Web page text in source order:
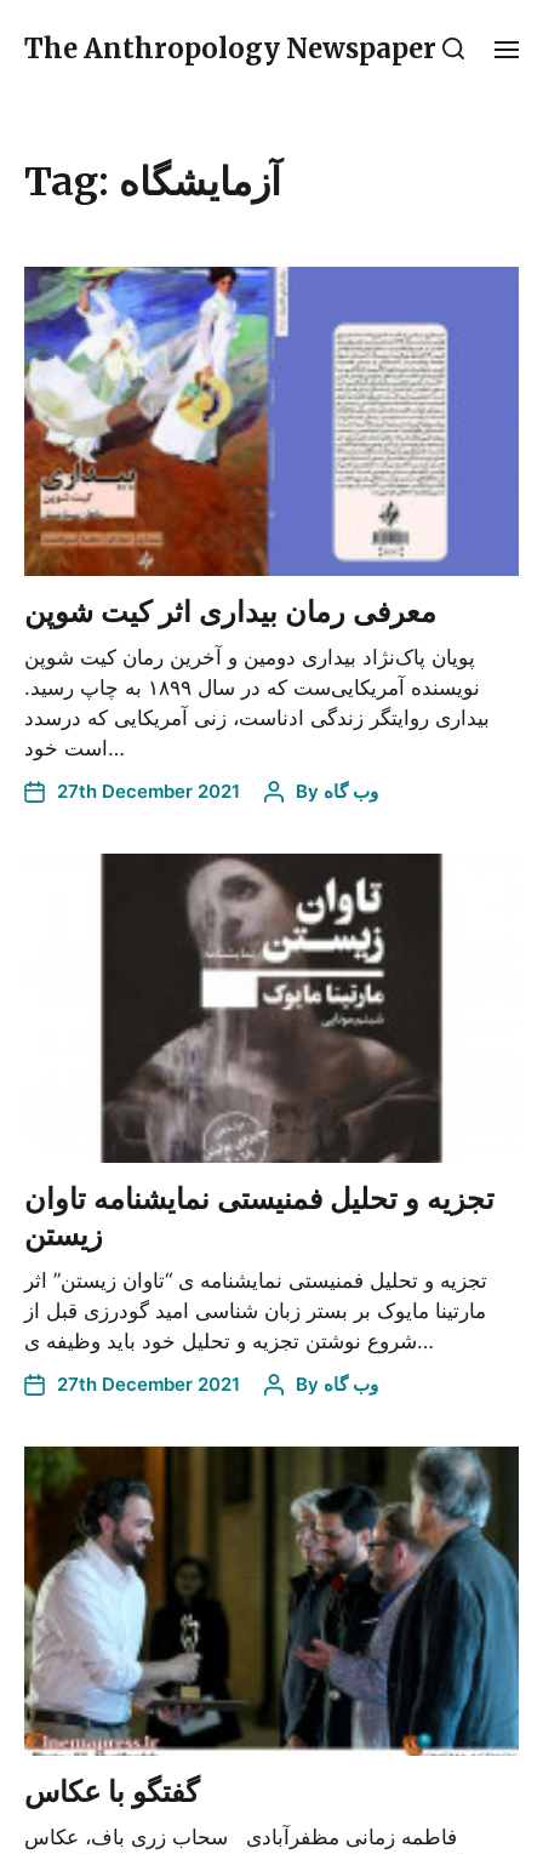
The Anthropology Newspaper
Tag: آزمایشگاه
معرفی رمان بیداری اثر کیت شوپن
پویان پاک‌نژاد بیداری دومین و آخرین رمان کیت شوپن
نویسنده آمریکایی‌ست که در سال ۱۸۹۹ به چاپ رسید.
بیداری روایتگر زندگی ادناست، زنی آمریکایی که درسدد
است خود…
27th December 2021 By وب گاه
تجزیه و تحلیل فمنیستی نمایشنامه تاوان
زیستن
تجزیه و تحلیل فمنیستی نمایشنامه ی “تاوان زیستن” اثر
مارتینا مایوک بر بستر زبان شناسی امید گودرزی قبل از
شروع نوشتن تجزیه و تحلیل خود باید وظیفه ی…
27th December 2021 By وب گاه
گفتگو با عکاس
فاطمه زمانی مظفرآبادی سحاب زری باف، عکاس